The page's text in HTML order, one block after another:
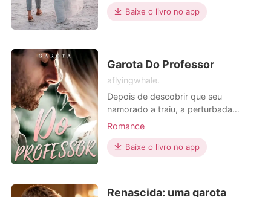
determinada a deixar a faculdade
para pagar a dívida do pai, a garota
apaixonar por um de seus clientes,
um CE
Baixe o livro no app
Garota Do Professor
aflyingwhale.
Depois de descobrir que seu
namorado a traiu, a perturbada
Emma foi passar uma noite com um
sabia ela que o diabo bonitão
acabaria se tornando o novo
Romance
Baixe o livro no app
Renascida: uma garota